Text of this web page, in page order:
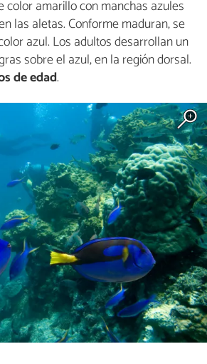
color amarillo con manchas azules
las aletas. Conforme maduran, se
azul. Los adultos desarrollan un
sobre el azul, en la región dorsal.
de edad.